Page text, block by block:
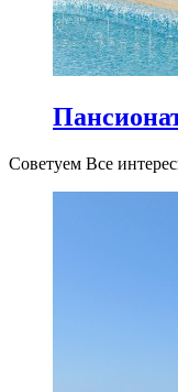
Советуем Все